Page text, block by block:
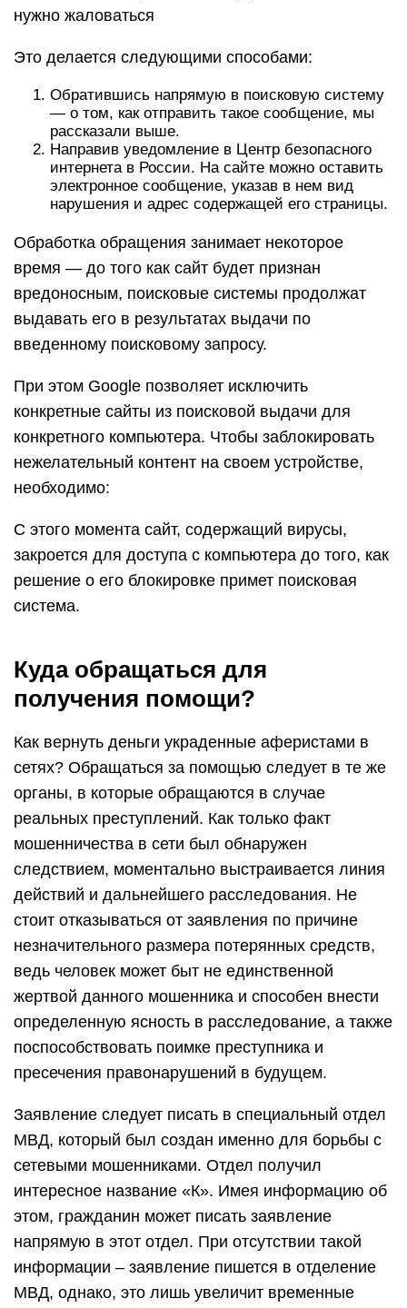
нужно жаловаться
Это делается следующими способами:
Обратившись напрямую в поисковую систему
— о том, как отправить такое сообщение, мы
рассказали выше.
Направив уведомление в Центр безопасного
интернета в России. На сайте можно оставить
электронное сообщение, указав в нем вид
нарушения и адрес содержащей его страницы.
Обработка обращения занимает некоторое
время — до того как сайт будет признан
вредоносным, поисковые системы продолжат
выдавать его в результатах выдачи по
введенному поисковому запросу.
При этом Google позволяет исключить
конкретные сайты из поисковой выдачи для
конкретного компьютера. Чтобы заблокировать
нежелательный контент на своем устройстве,
необходимо:
С этого момента сайт, содержащий вирусы,
закроется для доступа с компьютера до того, как
решение о его блокировке примет поисковая
система.
Куда обращаться для
получения помощи?
Как вернуть деньги украденные аферистами в
сетях? Обращаться за помощью следует в те же
органы, в которые обращаются в случае
реальных преступлений. Как только факт
мошенничества в сети был обнаружен
следствием, моментально выстраивается линия
действий и дальнейшего расследования. Не
стоит отказываться от заявления по причине
незначительного размера потерянных средств,
ведь человек может быт не единственной
жертвой данного мошенника и способен внести
определенную ясность в расследование, а также
поспособствовать поимке преступника и
пресечения правонарушений в будущем.
Заявление следует писать в специальный отдел
МВД, который был создан именно для борьбы с
сетевыми мошенниками. Отдел получил
интересное название «К». Имея информацию об
этом, гражданин может писать заявление
напрямую в этот отдел. При отсутствии такой
информации – заявление пишется в отделение
МВД, однако, это лишь увеличит временные